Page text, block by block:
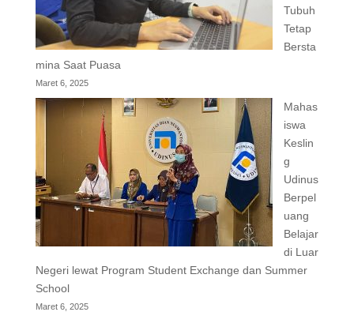
Tubuh
Tetap
Bersta
mina Saat Puasa
Maret 6, 2025
Mahas
iswa
Keslin
g
Udinus
Berpel
uang
Belajar
di Luar
Negeri lewat Program Student Exchange dan Summer
School
Maret 6, 2025